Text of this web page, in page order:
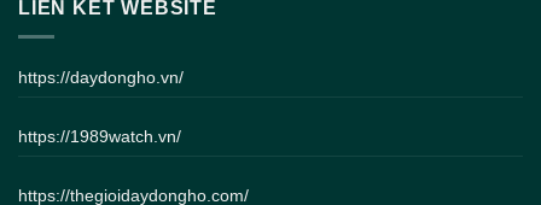
LIÊN KẾT WEBSITE
https://daydongho.vn/
https://1989watch.vn/
https://thegioidaydongho.com/